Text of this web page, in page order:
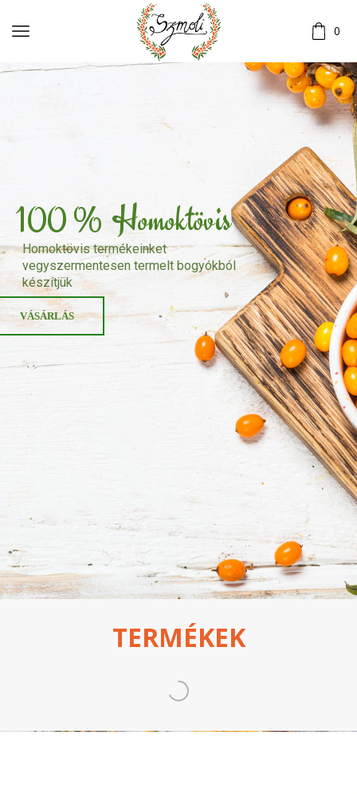
0
Homoktövis
VÁSÁRLÁS
Homoktövis termékeinket
vegyszermentesen termelt bogyókból
készítjük
100%
TERMÉKEK